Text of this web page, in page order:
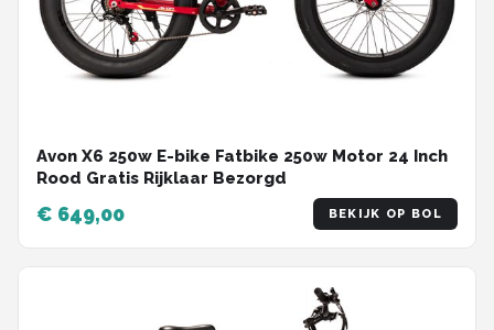
Avon X6 250w E-bike Fatbike 250w Motor 24 Inch
Rood Gratis Rijklaar Bezorgd
€ 649,00 BEKIJK OP BOL